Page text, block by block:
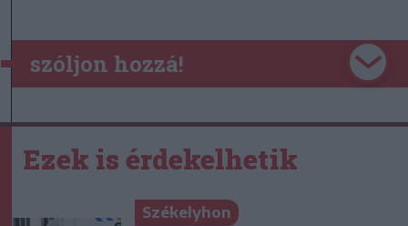
szóljon hozzá!
Ezek is érdekelhetik
Székelyhon